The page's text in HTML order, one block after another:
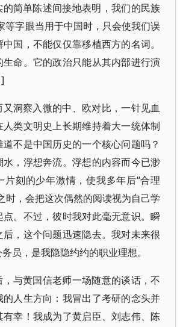
的简单陈述间接地表明，我们的民族
等字眼当用于中国时，只会使我们误
国，不能仅仅靠移植西方的名词。
命。它的政治只能从其内部进行演
洞察入微的中、欧对比，一针见血
类文明史上长期维持着大一统体制
不是中国历史的一个核心问题吗？
，浮想奔流。浮想的内容而今已渺
片刻的少年激情，使我多年后“合理
时，会把这次偶然的阅读视为自己学
。不过，彼时我对此毫无意识。瞬
，这个问题迅速隐去。我对未来很
员，是我隐隐约约的职业理想。
与黄国信老师一场随意的谈话，不
人生方向：我冒出了考研的念头并
幸！我成为了黄启臣、刘志伟、陈